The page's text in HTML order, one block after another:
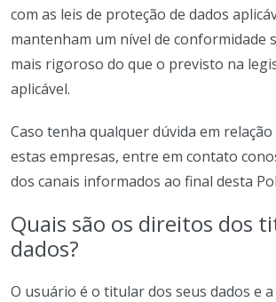
com as leis de proteção de dados
mantenham um nível de conformidade
mais rigoroso do que o previsto na
aplicável.
Caso tenha qualquer dúvida em relação
estas empresas, entre em contato
dos canais informados ao final desta
Quais são os direitos dos
dados?
O usuário é o titular dos seus dados e